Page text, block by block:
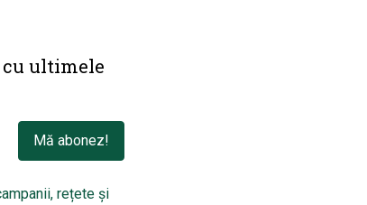
ultimele
Mă abonez!
rețete și